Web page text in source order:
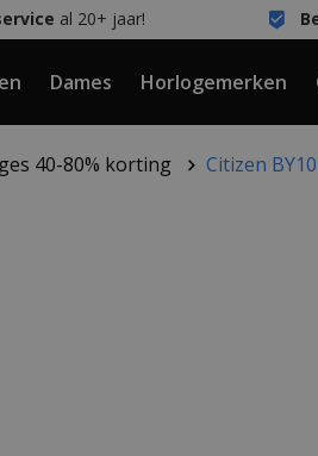
al 20+ jaar!
Dames Horlogemerken
40-80% korting
Citizen